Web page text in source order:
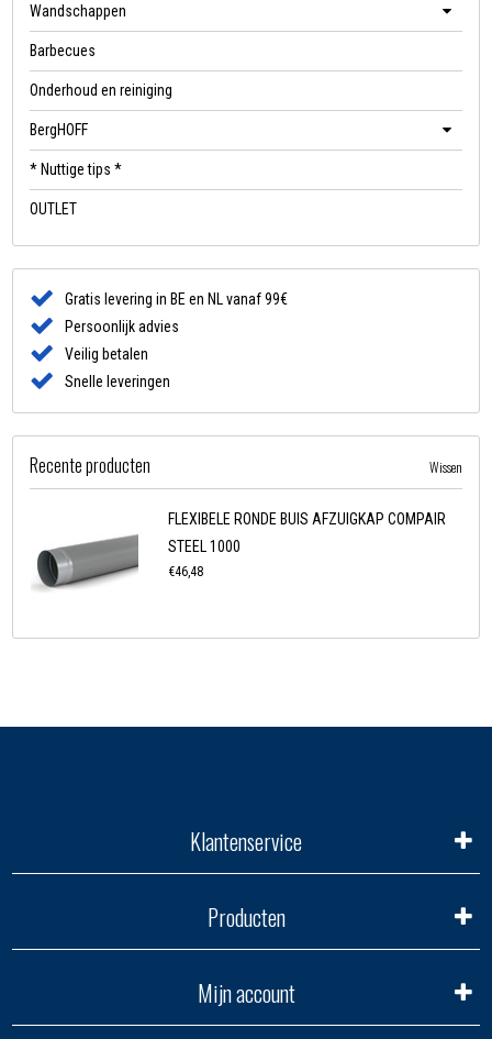
Wandschappen
Barbecues
Onderhoud en reiniging
BergHOFF
* Nuttige tips *
OUTLET
Gratis levering in BE en NL vanaf 99€
Persoonlijk advies
Veilig betalen
Snelle leveringen
Recente producten Wissen
FLEXIBELE RONDE BUIS AFZUIGKAP COMPAIR
STEEL 1000
€46,48
Klantenservice
Producten
Mijn account